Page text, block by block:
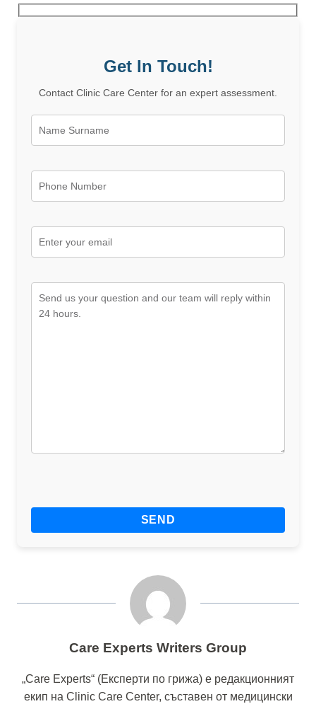
Get In Touch!
Contact Clinic Care Center for an expert assessment.
Care Experts Writers Group
„Care Experts“ (Експерти по грижа) е редакционният
екип на Clinic Care Center, съставен от медицински